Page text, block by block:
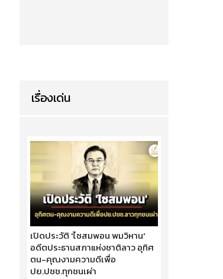
เรื่องเด่น
เปิดประวัติ 'ไซสมพอน พมวิหาน'
อดีตประธานสภาแห่งชาติลาว อุทิศ
ตน-คุณงามความดีเพื่อ
ปย.ปชช.ทุกชนเผ่า